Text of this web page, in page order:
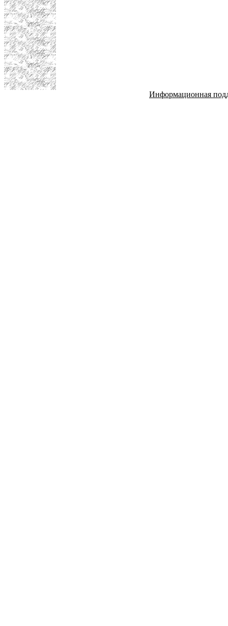
Информационная